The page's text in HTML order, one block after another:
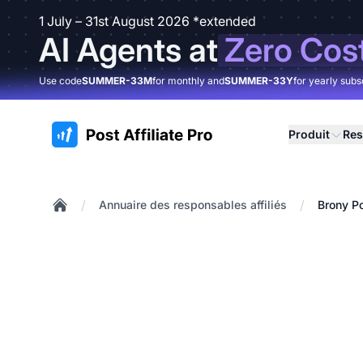
1 July – 31st August 2026 *extended
AI Agents atZero
Use codeSUMMER-33Mfor monthly andSUMMER-33Yfor yearly
:site.title Produit
/ Annuaire des responsables affiliés / Brony